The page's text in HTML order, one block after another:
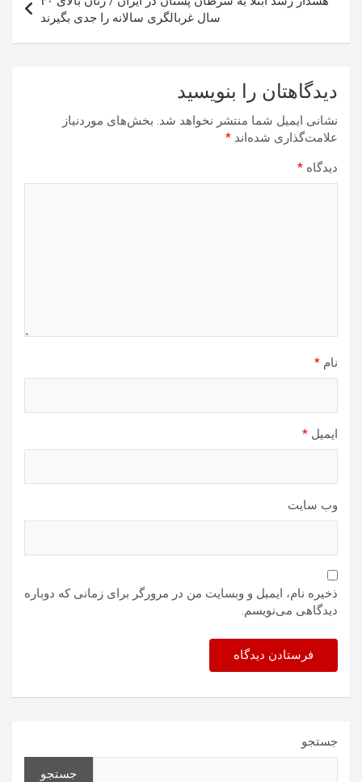
سال غربالگری سالانه را جدی بگیرند
دیدگاهتان را بنویسید
نشانی ایمیل شما منتشر نخواهد شد. بخش‌های موردنیاز
علامت‌گذاری شده‌اند *
دیدگاه *
نام *
ایمیل *
وب‌ سایت
ذخیره نام، ایمیل و وبسایت من در مرورگر برای زمانی که دوباره
دیدگاهی می‌نویسم.
جستجو
جستجو